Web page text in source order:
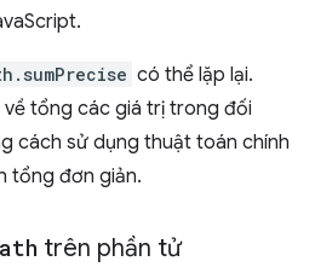
có thể lặp lại.
tổng các giá trị trong đối
cách sử dụng thuật toán chính
tổng đơn giản.
trên phần tử